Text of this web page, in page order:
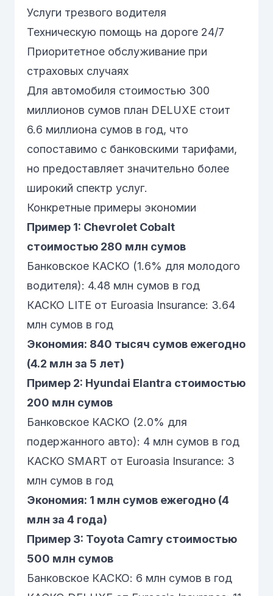
Услуги трезвого водителя
Техническую помощь на дороге 24/7
Приоритетное обслуживание при
страховых случаях
Для автомобиля стоимостью 300
миллионов сумов план DELUXE стоит
6.6 миллиона сумов в год, что
сопоставимо с банковскими тарифами,
но предоставляет значительно более
широкий спектр услуг.
Конкретные примеры экономии
Пример 1: Chevrolet Cobalt
стоимостью 280 млн сумов
Банковское КАСКО (1.6% для молодого
водителя): 4.48 млн сумов в год
КАСКО LITE от Euroasia Insurance: 3.64
млн сумов в год
Экономия: 840 тысяч сумов ежегодно
(4.2 млн за 5 лет)
Пример 2: Hyundai Elantra стоимостью
200 млн сумов
Банковское КАСКО (2.0% для
подержанного авто): 4 млн сумов в год
КАСКО SMART от Euroasia Insurance: 3
млн сумов в год
Экономия: 1 млн сумов ежегодно (4
млн за 4 года)
Пример 3: Toyota Camry стоимостью
500 млн сумов
Банковское КАСКО: 6 млн сумов в год